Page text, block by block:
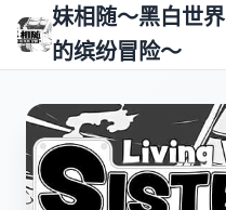
妹相随～黑白世界
的缤纷冒险～